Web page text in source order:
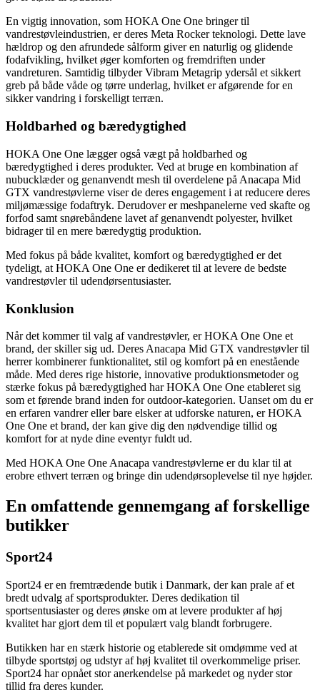
En vigtig innovation, som HOKA One One bringer til
vandrestøvleindustrien, er deres Meta Rocker teknologi. Dette lave
hældrop og den afrundede sålform giver en naturlig og glidende
fodafvikling, hvilket øger komforten og fremdriften under
vandreturen. Samtidig tilbyder Vibram Metagrip ydersål et sikkert
greb på både våde og tørre underlag, hvilket er afgørende for en
sikker vandring i forskelligt terræn.
Holdbarhed og bæredygtighed
HOKA One One lægger også vægt på holdbarhed og
bæredygtighed i deres produkter. Ved at bruge en kombination af
nubucklæder og genanvendt mesh til overdelene på Anacapa Mid
GTX vandrestøvlerne viser de deres engagement i at reducere deres
miljømæssige fodaftryk. Derudover er meshpanelerne ved skafte og
forfod samt snørebåndene lavet af genanvendt polyester, hvilket
bidrager til en mere bæredygtig produktion.
Med fokus på både kvalitet, komfort og bæredygtighed er det
tydeligt, at HOKA One One er dedikeret til at levere de bedste
vandrestøvler til udendørsentusiaster.
Konklusion
Når det kommer til valg af vandrestøvler, er HOKA One One et
brand, der skiller sig ud. Deres Anacapa Mid GTX vandrestøvler til
herrer kombinerer funktionalitet, stil og komfort på en enestående
måde. Med deres rige historie, innovative produktionsmetoder og
stærke fokus på bæredygtighed har HOKA One One etableret sig
som et førende brand inden for outdoor-kategorien. Uanset om du er
en erfaren vandrer eller bare elsker at udforske naturen, er HOKA
One One et brand, der kan give dig den nødvendige tillid og
komfort for at nyde dine eventyr fuldt ud.
Med HOKA One One Anacapa vandrestøvlerne er du klar til at
erobre ethvert terræn og bringe din udendørsoplevelse til nye højder.
En omfattende gennemgang af forskellige
butikker
Sport24
Sport24 er en fremtrædende butik i Danmark, der kan prale af et
bredt udvalg af sportsprodukter. Deres dedikation til
sportsentusiaster og deres ønske om at levere produkter af høj
kvalitet har gjort dem til et populært valg blandt forbrugere.
Butikken har en stærk historie og etablerede sit omdømme ved at
tilbyde sportstøj og udstyr af høj kvalitet til overkommelige priser.
Sport24 har opnået stor anerkendelse på markedet og nyder stor
tillid fra deres kunder.